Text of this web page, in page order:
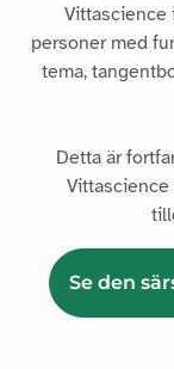
Vittascience
personer med
tema,
Detta är
Se den